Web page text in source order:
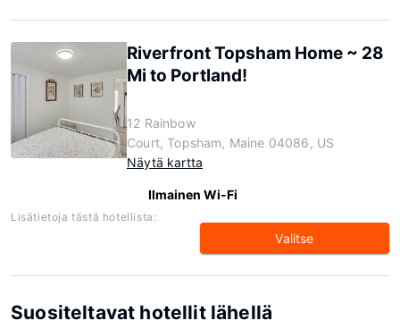
Riverfront Topsham Home ~ 28
Mi to Portland!
12 Rainbow
Court, Topsham, Maine 04086, US
Näytä kartta
Ilmainen Wi-Fi
Lisätietoja tästä hotellista:
Valitse
Suositeltavat hotellit lähellä